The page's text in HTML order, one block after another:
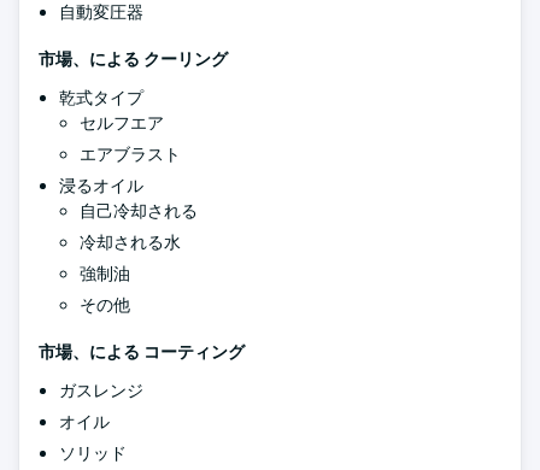
自動変圧器
市場、による クーリング
乾式タイプ
セルフエア
エアブラスト
浸るオイル
自己冷却される
冷却される水
強制油
その他
市場、による コーティング
ガスレンジ
オイル
ソリッド